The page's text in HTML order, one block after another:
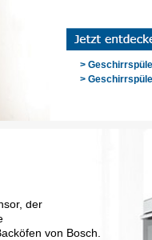
>
>
der
von Bosch.